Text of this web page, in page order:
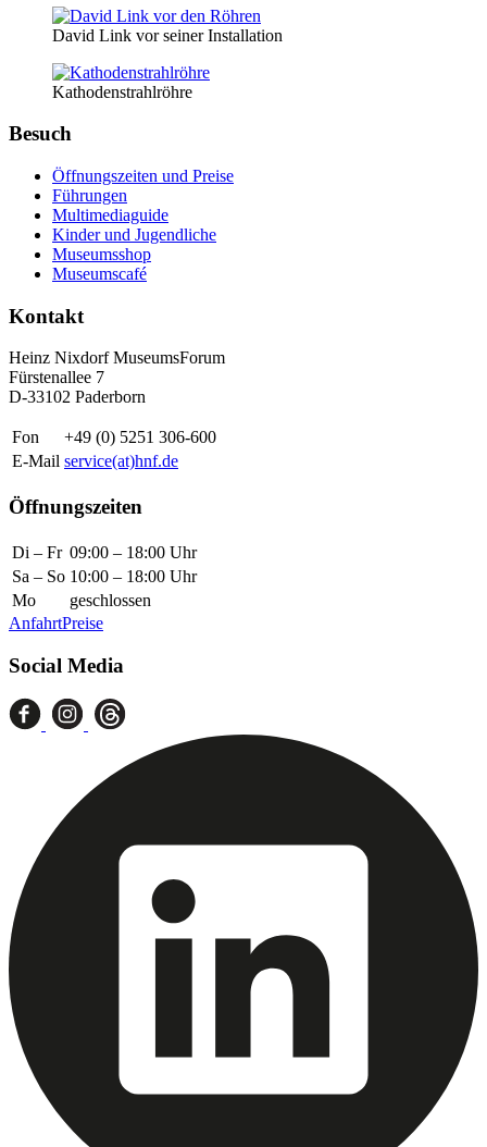
David Link vor seiner Installation
Kathodenstrahlröhre
Besuch
Öffnungszeiten und Preise
Führungen
Multimediaguide
Kinder und Jugendliche
Museumsshop
Museumscafé
Kontakt
Heinz Nixdorf MuseumsForum
Fürstenallee 7
D-33102 Paderborn
Fon
+49 (0) 5251 306-600
E-Mail service(at)hnf.de
Öffnungszeiten
Di – Fr 09:00 – 18:00 Uhr
Sa – So 10:00 – 18:00 Uhr
Mo
geschlossen
AnfahrtPreise
Social Media